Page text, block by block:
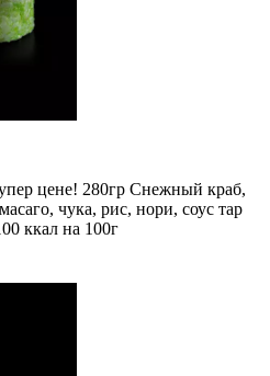
цене! 280гр Снежный краб,
чука, рис, нори, соус тар
ккал на 100г